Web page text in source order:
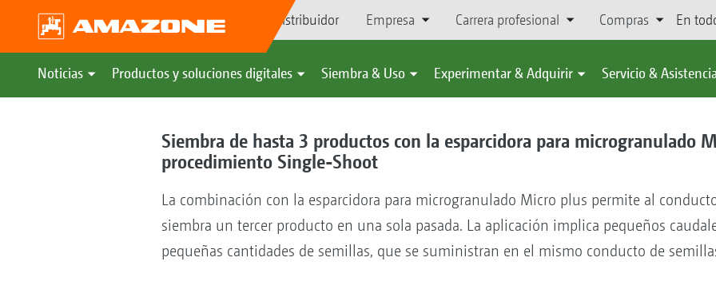
Búsqueda de distribuidor Empresa Carrera profesional Compras En
Noticias Productos y soluciones digitales Siembra & Uso Experimentar & Adquirir Servicio &
Siembra de hasta 3 productos con la esparcidora para microgranulado
procedimiento Single-Shoot
La combinación con la esparcidora para microgranulado Micro plus permite al
siembra un tercer producto en una sola pasada. La aplicación implica pequeños
pequeñas cantidades de semillas, que se suministran en el mismo conducto de